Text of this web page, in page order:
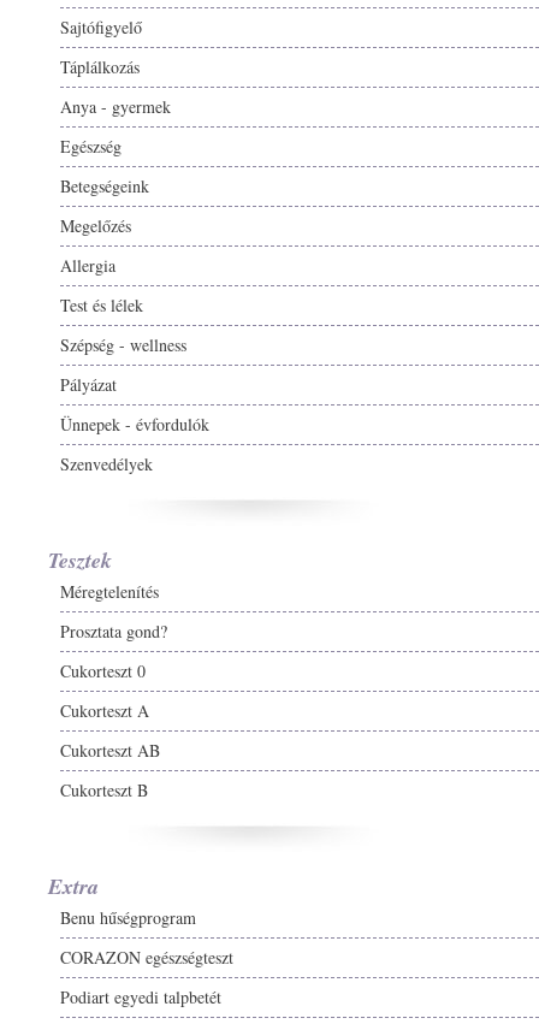
Sajtófigyelő
Táplálkozás
Anya - gyermek
Egészség
Betegségeink
Megelőzés
Allergia
Test és lélek
Szépség - wellness
Pályázat
Ünnepek - évfordulók
Szenvedélyek
Tesztek
Méregtelenítés
Prosztata gond?
Cukorteszt 0
Cukorteszt A
Cukorteszt AB
Cukorteszt B
Extra
Benu hűségprogram
CORAZON egészségteszt
Podiart egyedi talpbetét